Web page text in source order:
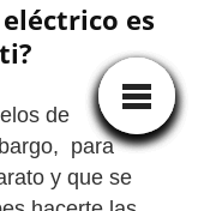
es
de
para
y que se